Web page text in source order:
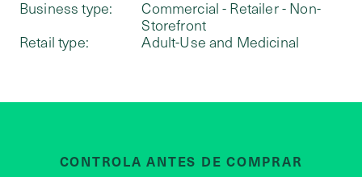
Business type:
Commercial - Retailer - Non-
Storefront
Retail type:
Adult-Use and Medicinal
CONTROLA ANTES DE COMPRAR